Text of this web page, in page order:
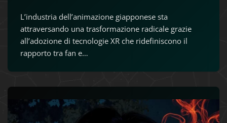
L’industria dell’animazione giapponese sta
attraversando una trasformazione radicale grazie
all’adozione di tecnologie XR che ridefiniscono il
rapporto tra fan e…